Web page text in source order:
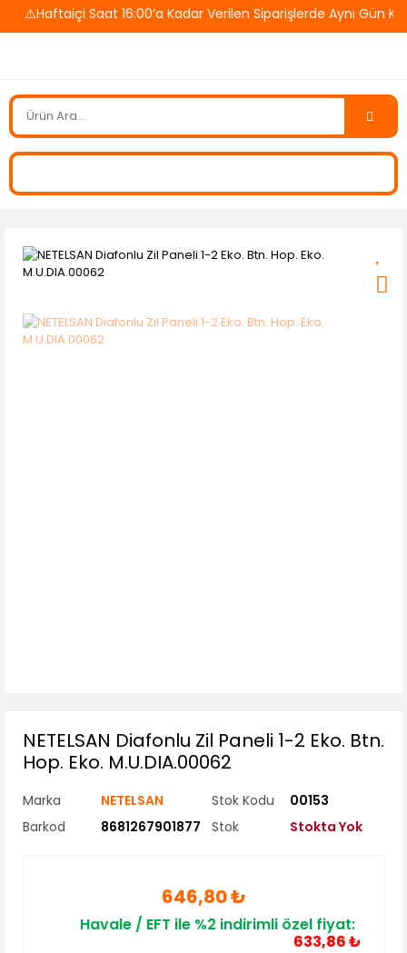
⚠️Haftaiçi Saat 16:00’a Kadar Verilen Siparişlerde Aynı Gün
NETELSAN Diafonlu Zil Paneli 1-2 Eko. Btn.
Hop. Eko. M.U.DIA.00062
Marka NETELSAN Stok Kodu
00153
Barkod
8681267901877 Stok Stokta Yok
646,80 ₺
Havale / EFT ile %2 indirimli özel fiyat:
633,86 ₺